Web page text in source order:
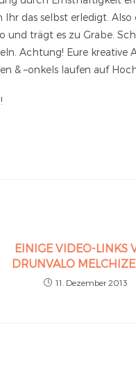
das selbst erledigt. Also
und trägt es zu Grabe.
Achtung! Eure kreative
& –onkels laufen auf
EINIGE VIDEO-LINKS
DRUNVALO
11. Dezember 2013